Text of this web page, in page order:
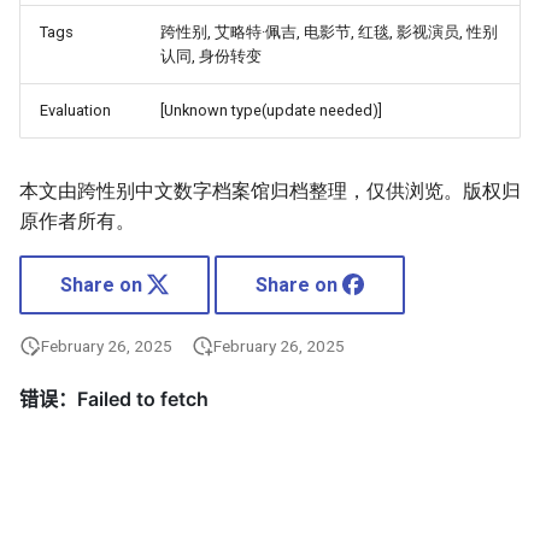
Tags
跨性别, 艾略特·佩吉, 电影节, 红毯, 影视演员, 性别
认同, 身份转变
Evaluation [Unknown type(update needed)]
本文由跨性别中文数字档案馆归档整理，仅供浏览。版权归
原作者所有。
Share on Share on
February 26, 2025 February 26, 2025